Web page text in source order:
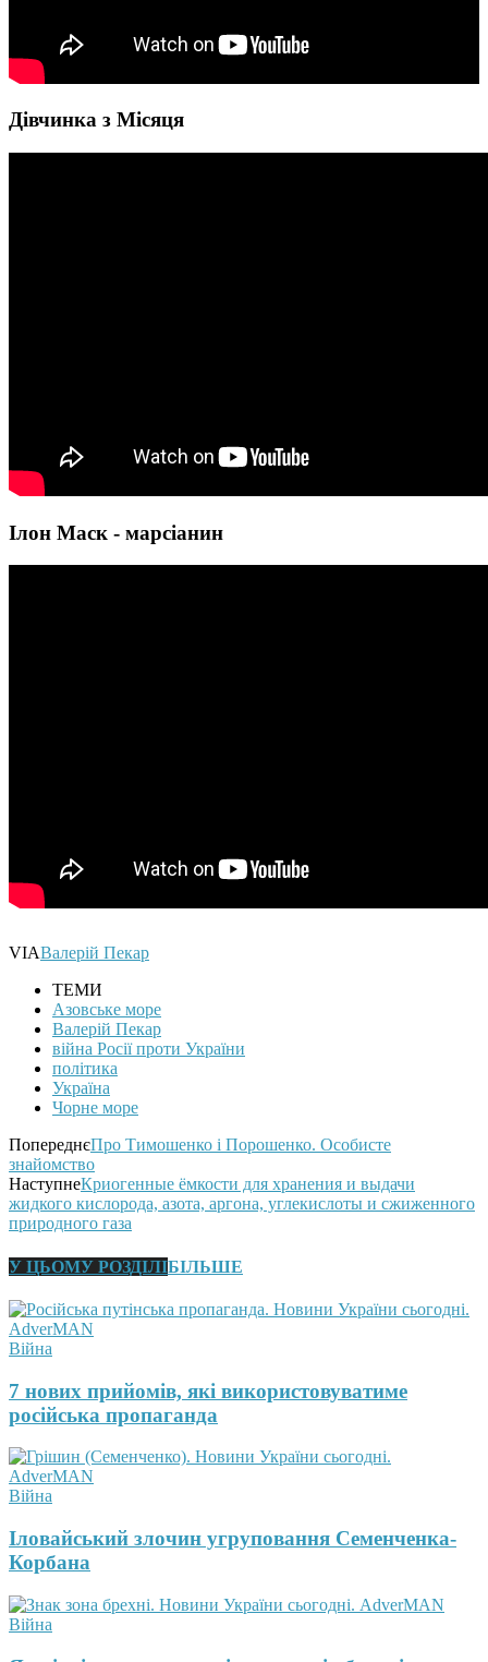
Дівчинка з Місяця
Ілон Маск - марсіанин
VIAВалерій Пекар
ТЕМИ
Азовське море
Валерій Пекар
війна Росії проти України
політика
Україна
Чорне море
ПопереднєПро Тимошенко і Порошенко. Особисте
знайомство
НаступнеКриогенные ёмкости для хранения и выдачи
жидкого кислорода, азота, аргона, углекислоты и сжиженного
природного газа
У ЦЬОМУ РОЗДІЛІБІЛЬШЕ
Війна
7 нових прийомів, які використовуватиме
російська пропаганда
Війна
Іловайський злочин угруповання Семенченка-
Корбана
Війна